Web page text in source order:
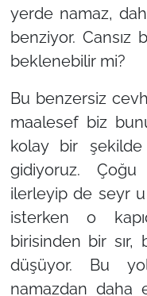
yerde namaz,
benziyor. Cansız
beklenebilir mi?
Bu benzersiz
maalesef biz
kolay bir şekilde
gidiyoruz.
ilerleyip de seyr
isterken o
birisinden bir sır,
düşüyor. Bu
namazdan daha